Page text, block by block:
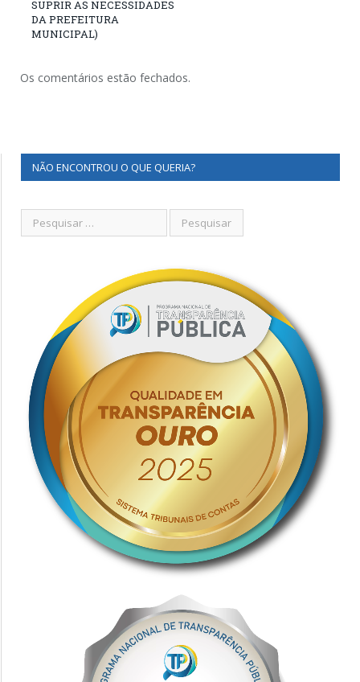
SUPRIR AS NECESSIDADES
DA PREFEITURA
MUNICIPAL)
Os comentários estão fechados.
NÃO ENCONTROU O QUE QUERIA?